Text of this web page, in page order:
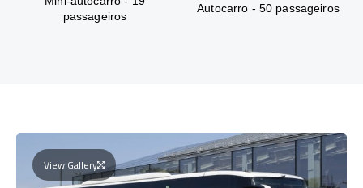
passageiros
Autocarro - 50 passageiros
View Gallery